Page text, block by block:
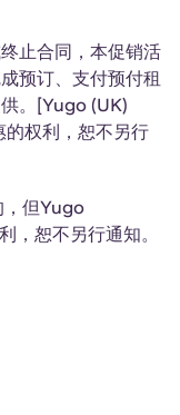
止合同，本促销活
预订、支付预付租
。[Yugo (UK)
权利，恕不另行
，但Yugo
，恕不另行通知。